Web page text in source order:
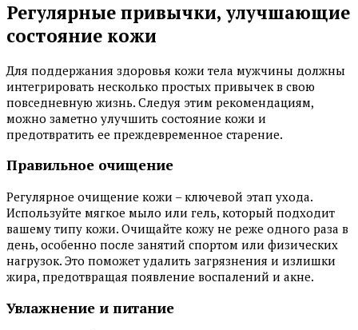
Регулярные привычки, улучшающие
состояние кожи
Для поддержания здоровья кожи тела мужчины должны
интегрировать несколько простых привычек в свою
повседневную жизнь. Следуя этим рекомендациям,
можно заметно улучшить состояние кожи и
предотвратить ее преждевременное старение.
Правильное очищение
Регулярное очищение кожи – ключевой этап ухода.
Используйте мягкое мыло или гель, который подходит
вашему типу кожи. Очищайте кожу не реже одного раза в
день, особенно после занятий спортом или физических
нагрузок. Это поможет удалить загрязнения и излишки
жира, предотвращая появление воспалений и акне.
Увлажнение и питание